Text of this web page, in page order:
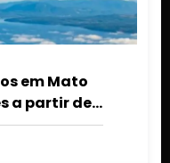
em Mato
a partir de